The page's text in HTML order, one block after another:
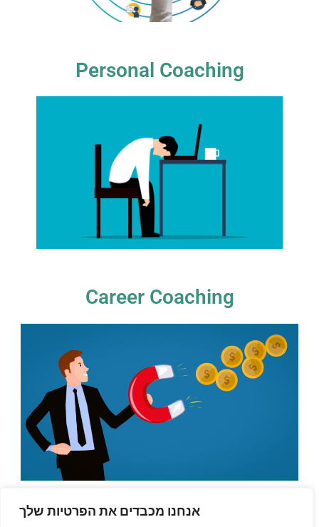
אנחנו מכבדים את הפרטיות שלך
Personal Coaching
Career Coaching